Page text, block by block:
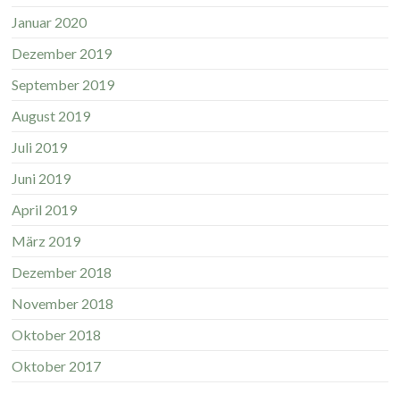
Januar 2020
Dezember 2019
September 2019
August 2019
Juli 2019
Juni 2019
April 2019
März 2019
Dezember 2018
November 2018
Oktober 2018
Oktober 2017